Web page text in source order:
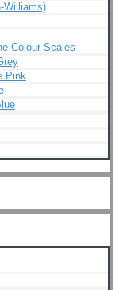
Williams)
Colour Scales
Pink